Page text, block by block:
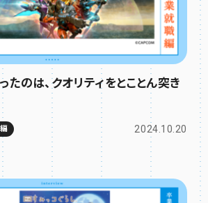
たのは、クオリティをとことん突き
2024.10.20